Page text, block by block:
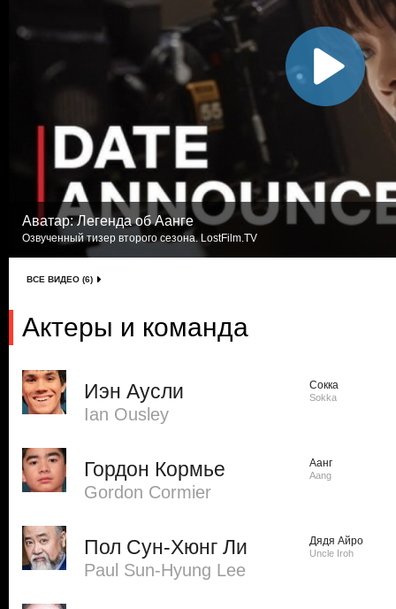
Аватар: Легенда об Аанге
Озвученный тизер второго сезона. LostFilm.TV
ВСЕ ВИДЕО (6)
Актеры и команда
Иэн Аусли
Ian Ousley
Сокка
Sokka
Гордон Кормье
Gordon Cormier
Аанг
Aang
Пол Сун-Хюнг Ли
Paul Sun-Hyung Lee
Дядя Айро
Uncle Iroh